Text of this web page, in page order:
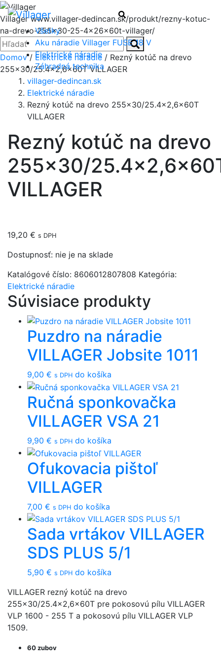
Villagerwww.villager-dedincan.sk/produkt/rezny-kotuc-
na-drevo-255x30-25-4x26x60t-villager/
Zatvoriť
Hľadať: Hľadať
Hľadať
Všetky
Aku náradie Villager FUSE 18 V
Elektrické náradie
Záhradná technika
Domov/ Elektrické náradie / Rezný kotúč na drevo
255×30/25.4×2,6x60T VILLAGER
villager-dedincan.sk
Elektrické náradie
Rezný kotúč na drevo 255×30/25.4×2,6x60T
VILLAGER
Rezný kotúč na drevo
255×30/
VILLAGER
19,20 € s DPH
Dostupnosť: nie je na sklade
Katalógové číslo: 8606012807808 Kategória:
Elektrické náradie
Súvisiace produkty
Puzdro na náradie
VILLAGER Jobsite 1011
9,00 € s DPH do košíka
Ručná sponkovačka
VILLAGER VSA 21
9,90 € s DPH do košíka
Ofukovacia pištoľ
VILLAGER
7,00 € s DPH do košíka
Sada vrtákov VILLAGER
SDS PLUS 5/1
5,90 € s DPH do košíka
VILLAGER rezný kotúč na drevo
255x30/25.4x2,6x60T pre pokosovú pílu VILLAGER
VLP 1600 - 255 T a pokosovú pílu VILLAGER VLP
1509.
60 zubov